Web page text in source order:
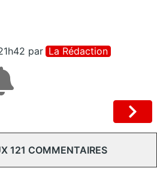
par La Rédaction
121 COMMENTAIRES